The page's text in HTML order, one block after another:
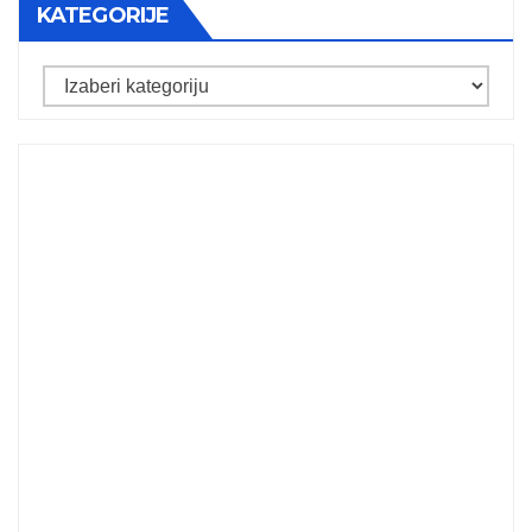
KATEGORIJE
Kategorije